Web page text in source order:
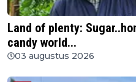
Land of plenty:
candy world...
03 augustus 2026